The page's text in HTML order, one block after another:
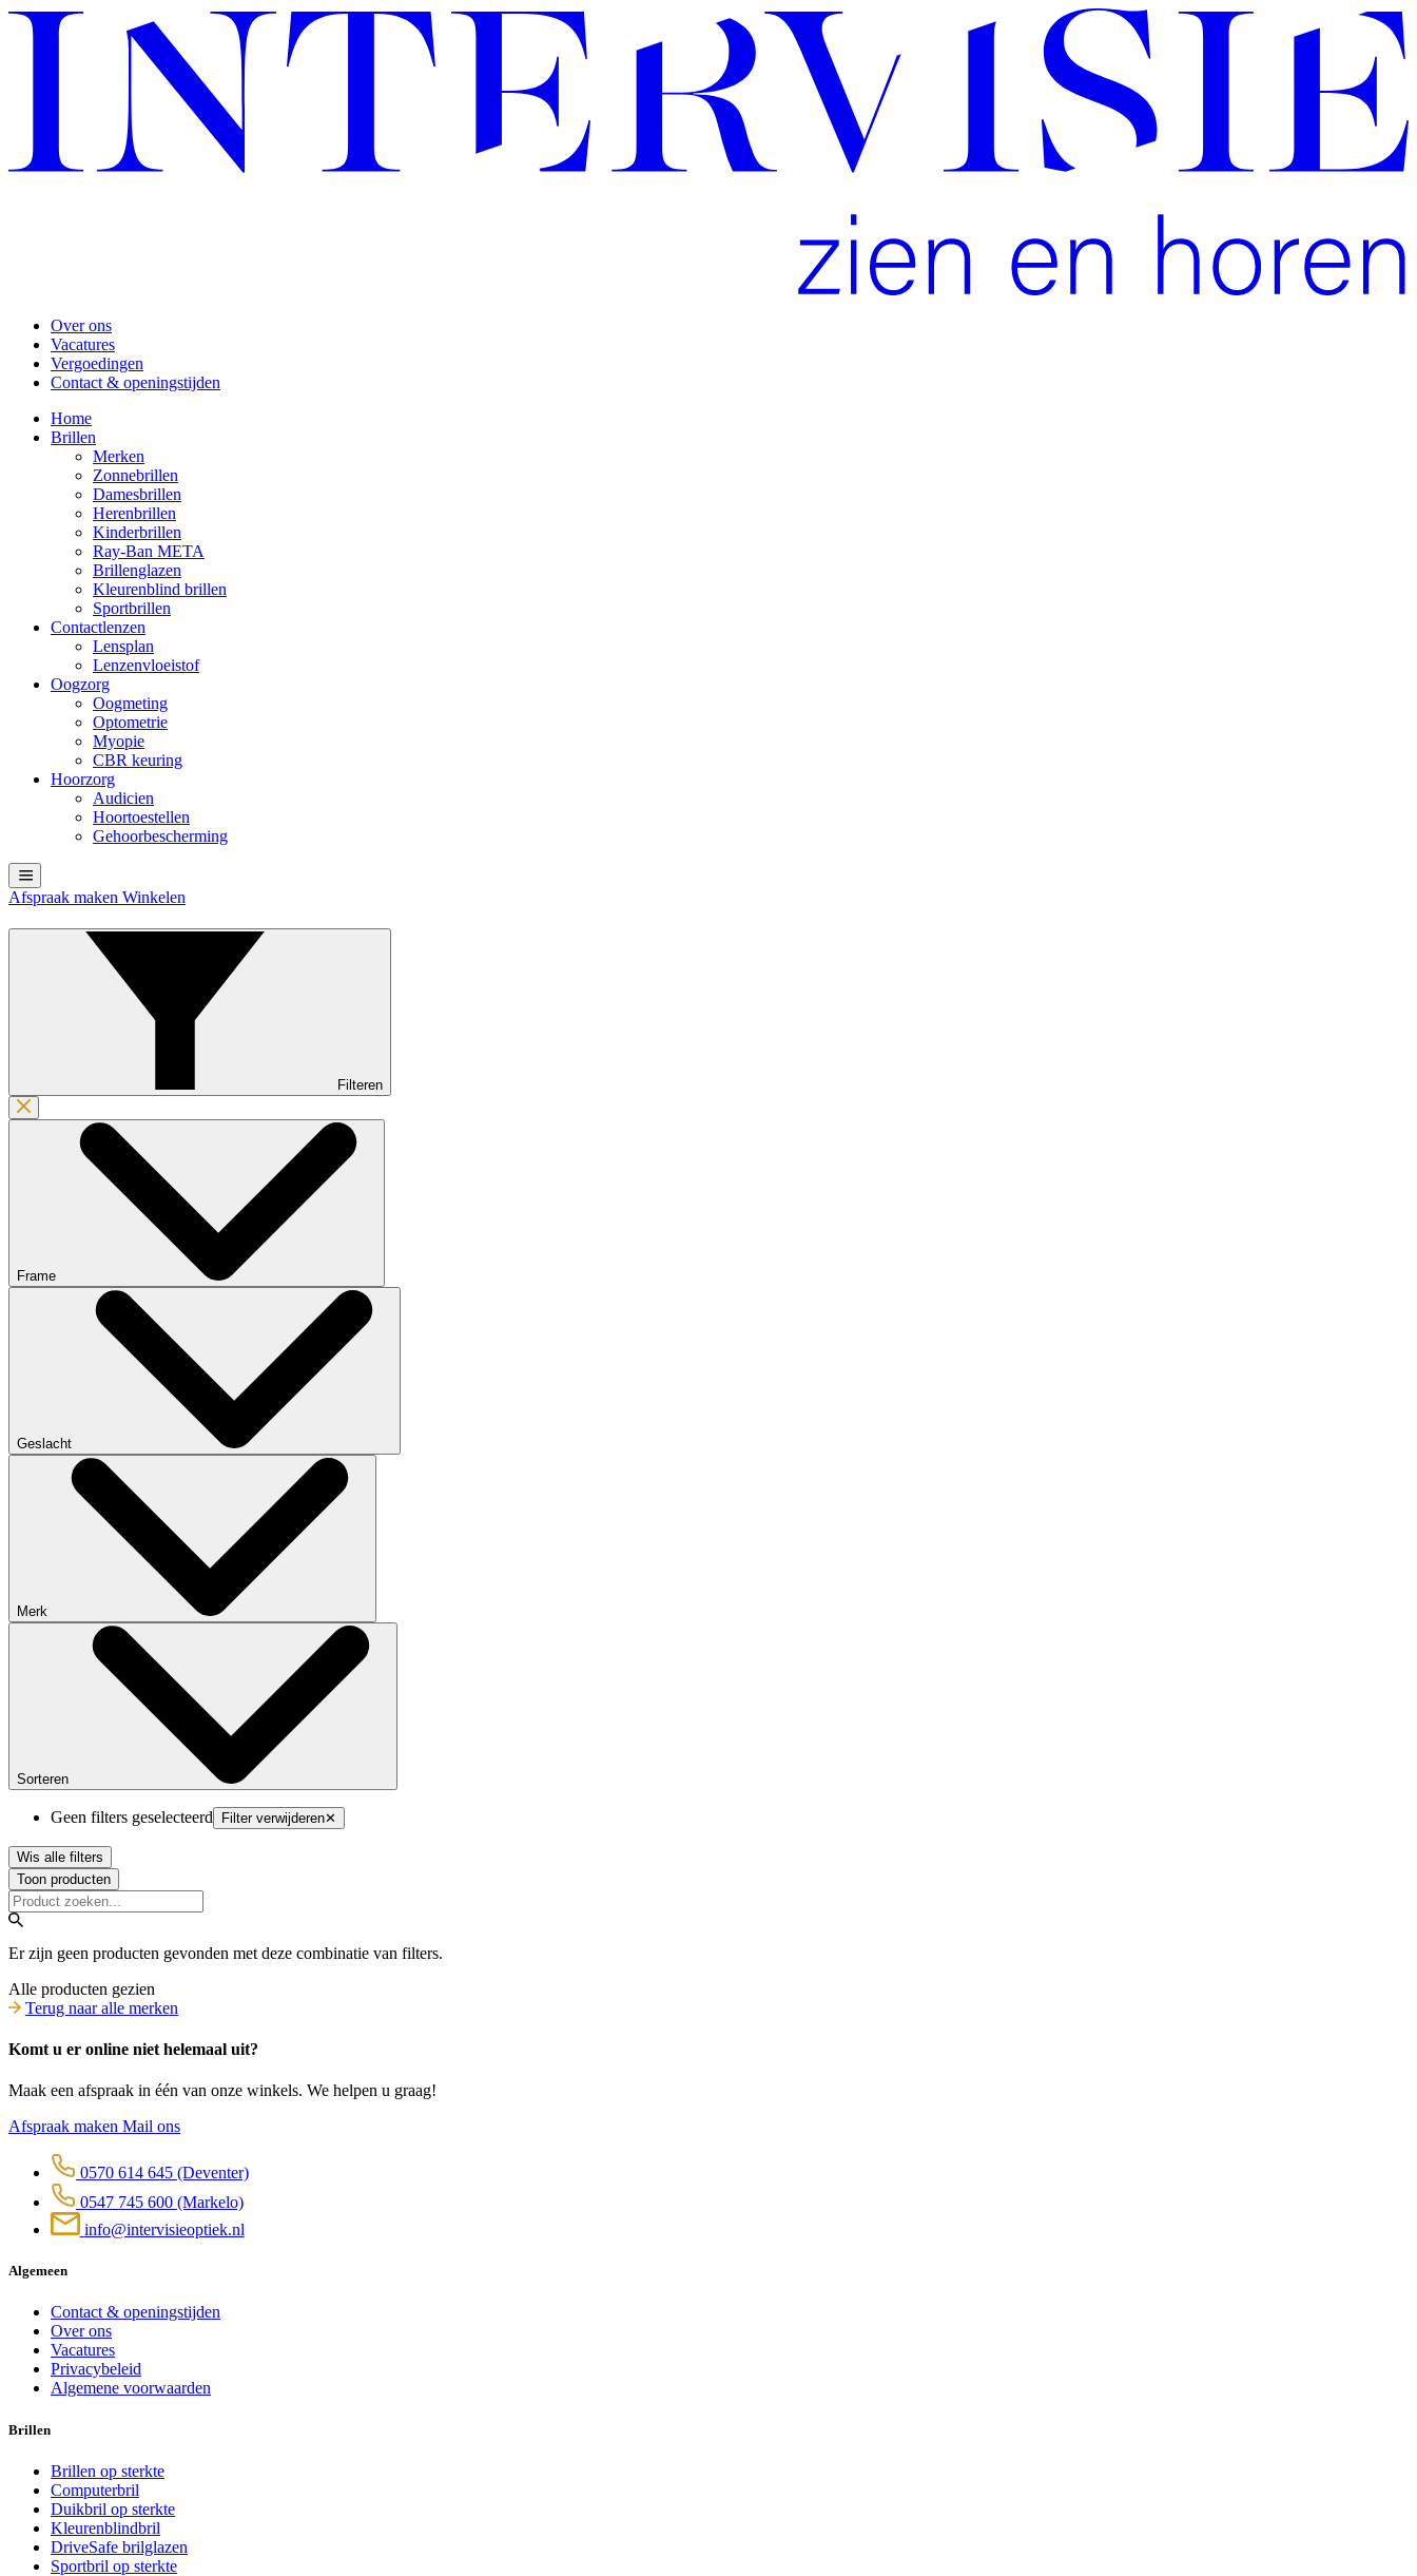
Over ons
Vacatures
Vergoedingen
Contact & openingstijden
Home
Brillen
Merken
Zonnebrillen
Damesbrillen
Herenbrillen
Kinderbrillen
Ray-Ban META
Brillenglazen
Kleurenblind brillen
Sportbrillen
Contactlenzen
Lensplan
Lenzenvloeistof
Oogzorg
Oogmeting
Optometrie
Myopie
CBR keuring
Hoorzorg
Audicien
Hoortoestellen
Gehoorbescherming
Afspraak maken Winkelen
Filteren
Frame
Geslacht
Merk
Sorteren
Geen filters geselecteerd Filter verwijderen✕
Wis alle filters
Toon producten
Er zijn geen producten gevonden met deze combinatie van filters.
Alle producten gezien
Terug naar alle merken
Komt u er online niet helemaal uit?
Maak een afspraak in één van onze winkels. We helpen u graag!
Afspraak maken Mail ons
0570 614 645 (Deventer)
0547 745 600 (Markelo)
info@intervisieoptiek.nl
Algemeen
Contact & openingstijden
Over ons
Vacatures
Privacybeleid
Algemene voorwaarden
Brillen
Brillen op sterkte
Computerbril
Duikbril op sterkte
Kleurenblindbril
DriveSafe brilglazen
Sportbril op sterkte